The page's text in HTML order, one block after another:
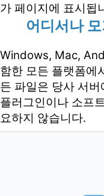
가 페이지에 표시됩
어디서나
Windows, Mac,
함한 모든 플랫폼에
든 파일은 당사 서
플러그인이나 소프
요하지 않습니다.